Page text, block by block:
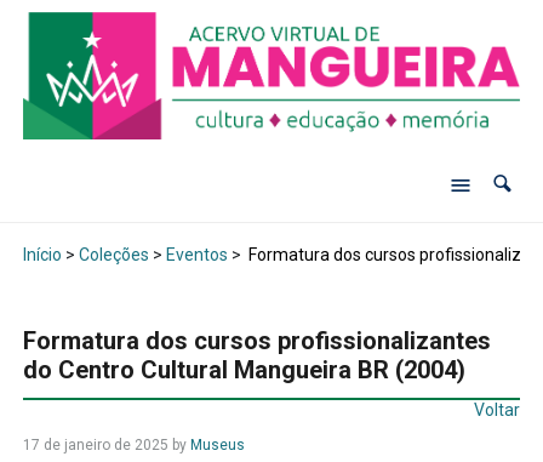
Início > Coleções > Eventos > Formatura dos cursos
Formatura dos cursos profissionalizantes
do Centro Cultural Mangueira BR (2004)
Voltar
17 de janeiro de 2025 by Museus